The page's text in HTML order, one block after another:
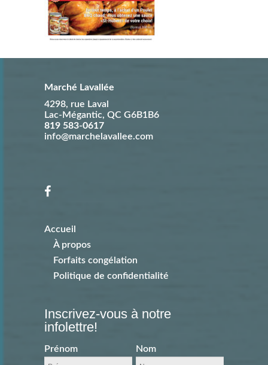
Marché Lavallée
4298, rue Laval
Lac-Mégantic, QC G6B1B6
819 583-0617
info@marchelavallee.com
Accueil
À propos
Forfaits congélation
Politique de confidentialité
Inscrivez-vous à notre
infolettre!
Prénom Nom